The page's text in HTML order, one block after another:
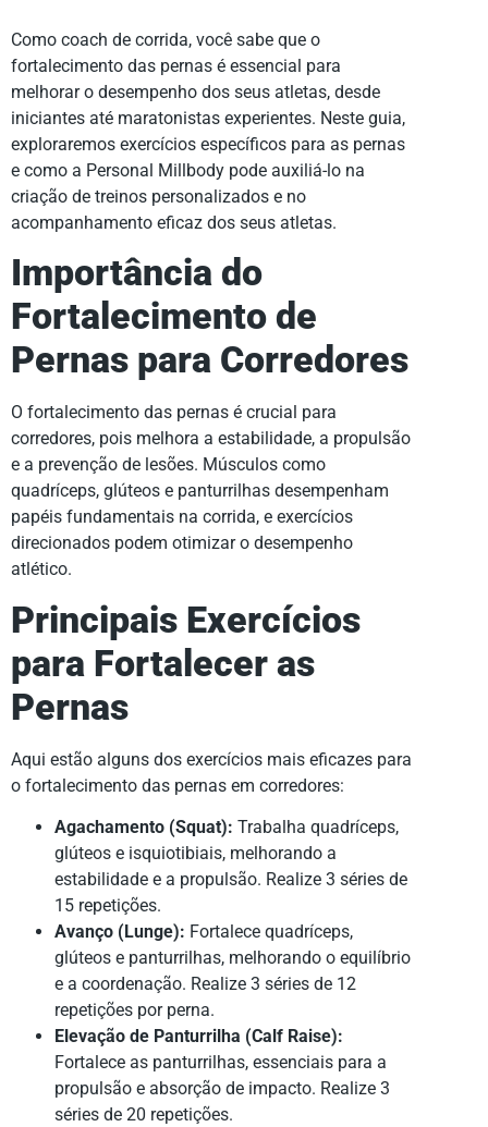
Como coach de corrida, você sabe que o
fortalecimento das pernas é essencial para
melhorar o desempenho dos seus atletas, desde
iniciantes até maratonistas experientes. Neste guia,
exploraremos exercícios específicos para as pernas
e como a Personal Millbody pode auxiliá-lo na
criação de treinos personalizados e no
acompanhamento eficaz dos seus atletas.
Importância do
Fortalecimento de
Pernas para Corredores
O fortalecimento das pernas é crucial para
corredores, pois melhora a estabilidade, a propulsão
e a prevenção de lesões. Músculos como
quadríceps, glúteos e panturrilhas desempenham
papéis fundamentais na corrida, e exercícios
direcionados podem otimizar o desempenho
atlético.
Principais Exercícios
para Fortalecer as
Pernas
Aqui estão alguns dos exercícios mais eficazes para
o fortalecimento das pernas em corredores:
Agachamento (Squat): Trabalha quadríceps,
glúteos e isquiotibiais, melhorando a
estabilidade e a propulsão. Realize 3 séries de
15 repetições.
Avanço (Lunge): Fortalece quadríceps,
glúteos e panturrilhas, melhorando o equilíbrio
e a coordenação. Realize 3 séries de 12
repetições por perna.
Elevação de Panturrilha (Calf Raise):
Fortalece as panturrilhas, essenciais para a
propulsão e absorção de impacto. Realize 3
séries de 20 repetições.